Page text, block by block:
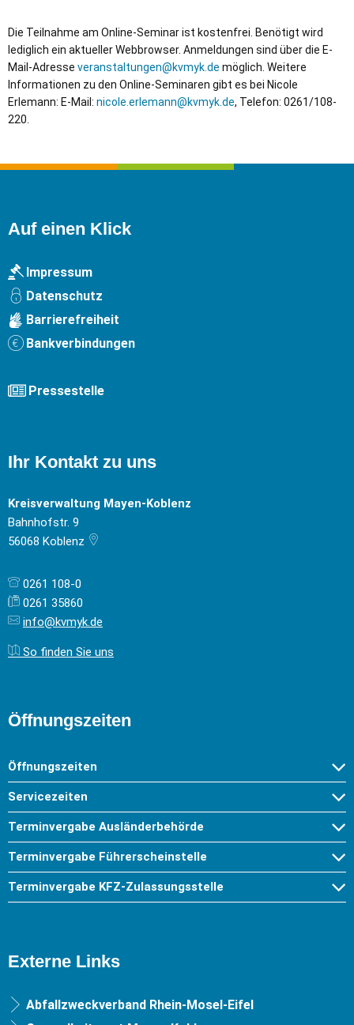
Die Teilnahme am Online-Seminar ist kostenfrei. Benötigt wird
lediglich ein aktueller Webbrowser. Anmeldungen sind über die E-
Mail-Adresse veranstaltungen@kvmyk.de möglich. Weitere
Informationen zu den Online-Seminaren gibt es bei Nicole
Erlemann: E-Mail: nicole.erlemann@kvmyk.de, Telefon: 0261/108-
220.
Auf einen Klick
Impressum
Datenschutz
Barrierefreiheit
Bankverbindungen
Pressestelle
Ihr Kontakt zu uns
Kreisverwaltung Mayen-Koblenz
Bahnhofstr. 9
56068 Koblenz
0261 108-0
0261 35860
info@kvmyk.de
So finden Sie uns
Öffnungszeiten
Öffnungszeiten
Servicezeiten
Terminvergabe Ausländerbehörde
Terminvergabe Führerscheinstelle
Terminvergabe KFZ-Zulassungsstelle
Externe Links
Abfallzweckverband Rhein-Mosel-Eifel